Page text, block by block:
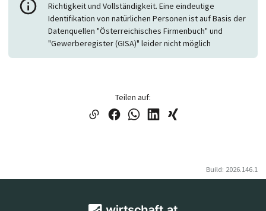
Richtigkeit und Vollständigkeit. Eine eindeutige
Identifikation von natürlichen Personen ist auf Basis der
Datenquellen "Österreichisches Firmenbuch" und
"Gewerberegister (GISA)" leider nicht möglich
Teilen auf:
Build: 2026.146.1